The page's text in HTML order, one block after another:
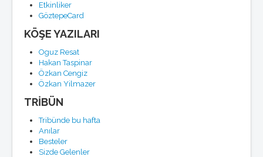
Etkinliker
GöztepeCard
KÖŞE YAZILARI
Oguz Resat
Hakan Taspinar
Özkan Cengiz
Özkan Yilmazer
TRİBÜN
Tribünde bu hafta
Anılar
Besteler
Sizde Gelenler